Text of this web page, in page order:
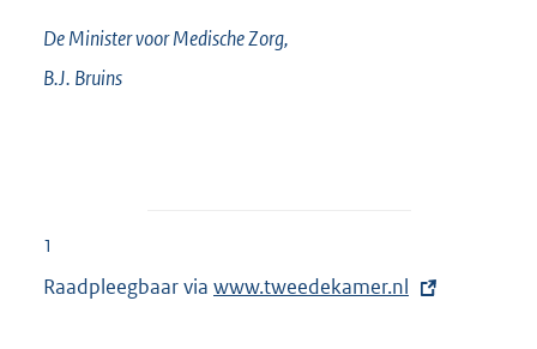
De Minister voor Medische Zorg,
B.J. Bruins
1
Raadpleegbaar via E
www.tweedekamer.nl